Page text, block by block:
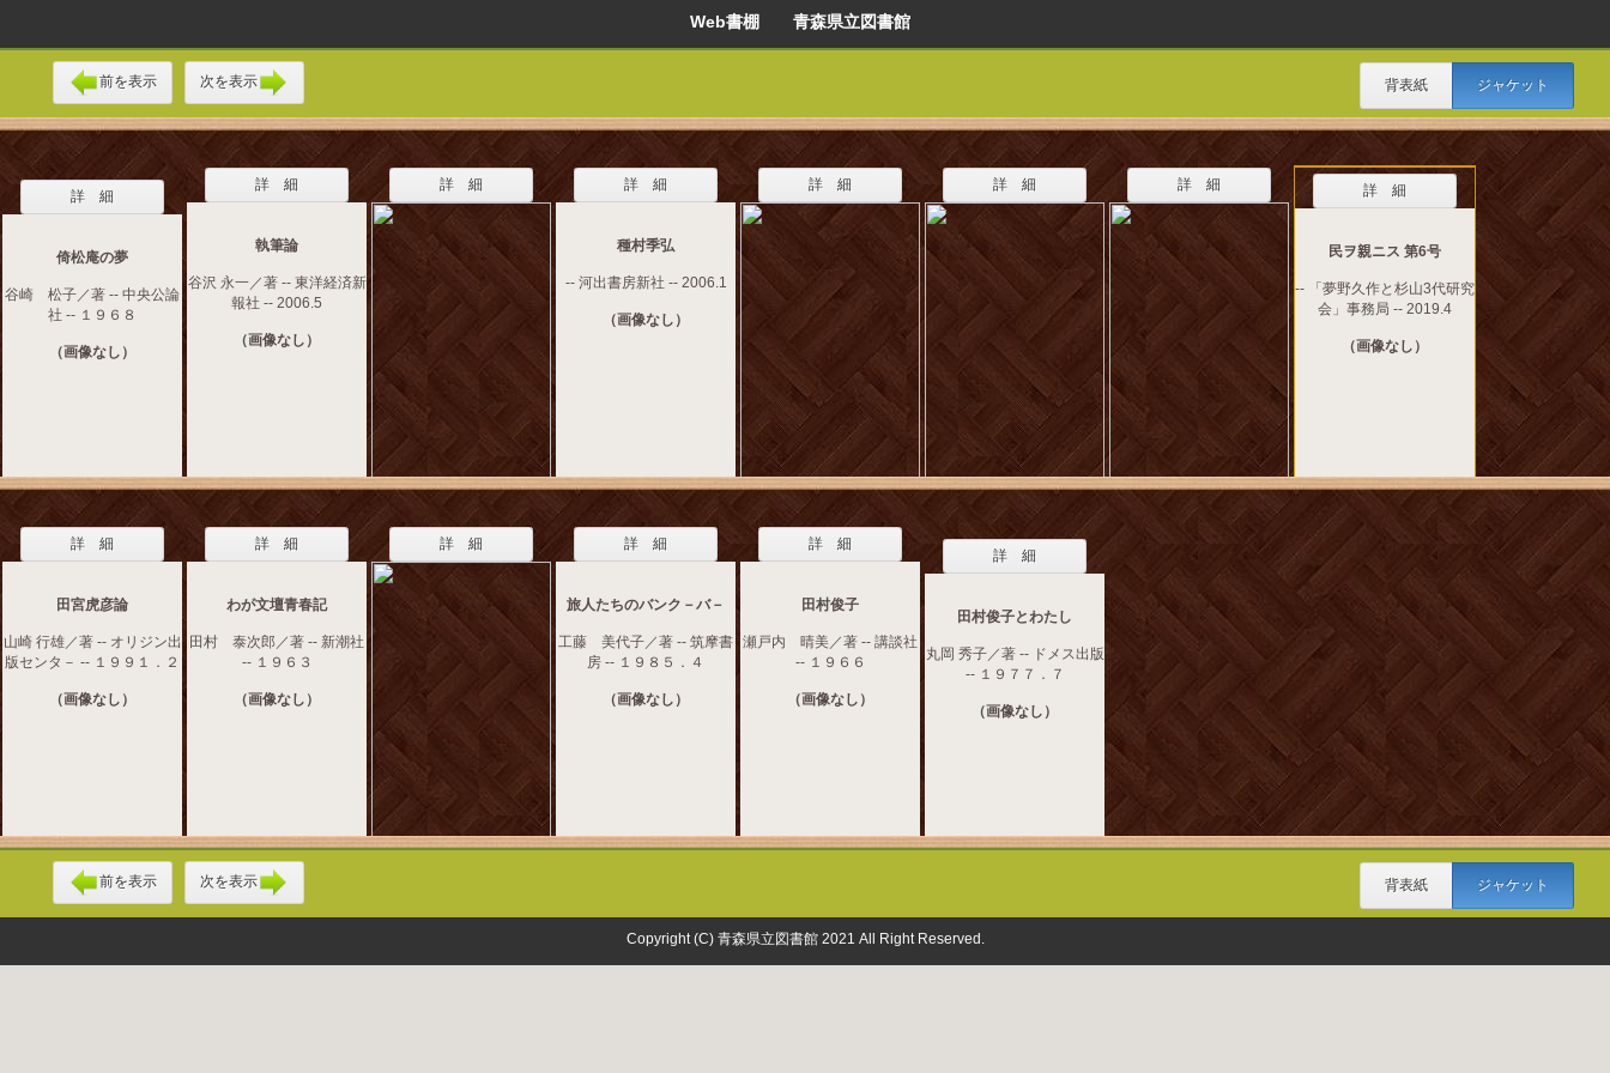
Web書棚 青森県立図書館
前を表示 次を表示 背表紙 ジャケット
詳 細
倚松庵の夢
谷崎 松子／著 -- 中央公論
社 -- １９６８
（画像なし）
詳 細
執筆論
谷沢 永一／著 -- 東洋経済新
報社 -- 2006.5
（画像なし）
詳 細 詳 細
種村季弘
-- 河出書房新社 -- 2006.1
（画像なし）
詳 細 詳 細 詳 細 詳 細
民ヲ親ニス 第6号
-- 「夢野久作と杉山3代研究
会」事務局 -- 2019.4
（画像なし）
詳 細
田宮虎彦論
山崎 行雄／著 -- オリジン出
版センタ－ -- １９９１．２
（画像なし）
詳 細
わが文壇青春記
田村 泰次郎／著 -- 新潮社
-- １９６３
（画像なし）
詳 細 詳 細
旅人たちのバンク－バ－
工藤 美代子／著 -- 筑摩書
房 -- １９８５．４
（画像なし）
詳 細
田村俊子
瀬戸内 晴美／著 -- 講談社
-- １９６６
（画像なし）
詳 細
田村俊子とわたし
丸岡 秀子／著 -- ドメス出版
-- １９７７．７
（画像なし）
前を表示 次を表示 背表紙 ジャケット
Copyright (C) 青森県立図書館 2021 All Right Reserved.